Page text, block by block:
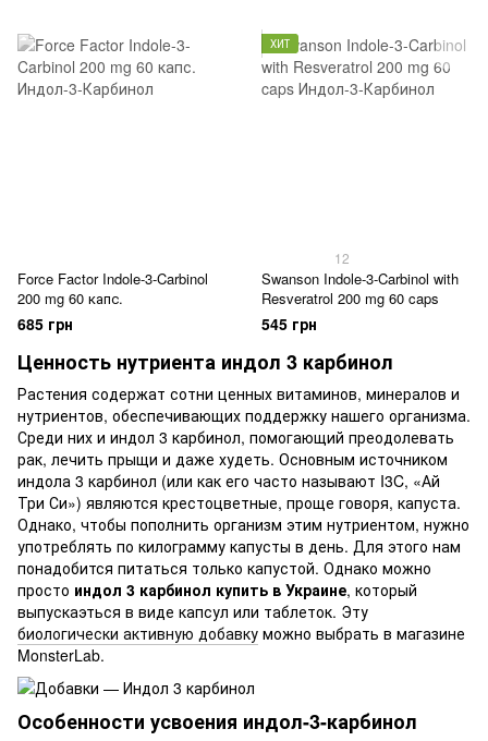
Force Factor Indole-3-Carbinol
200 mg 60 капс.
685 грн
ХИТ
12
Swanson Indole-3-Carbinol with
Resveratrol 200 mg 60 caps
545 грн
Ценность нутриента индол 3 карбинол
Растения содержат сотни ценных витаминов, минералов и
нутриентов, обеспечивающих поддержку нашего организма.
Среди них и индол 3 карбинол, помогающий преодолевать
рак, лечить прыщи и даже худеть. Основным источником
индола 3 карбинол (или как его часто называют I3C, «Ай
Три Си») являются крестоцветные, проще говоря, капуста.
Однако, чтобы пополнить организм этим нутриентом, нужно
употреблять по килограмму капусты в день. Для этого нам
понадобится питаться только капустой. Однако можно
просто индол 3 карбинол купить в Украине, который
выпускаэться в виде капсул или таблеток. Эту
биологически активную добавку можно выбрать в магазине
MonsterLab.
Особенности усвоения индол-3-карбинол